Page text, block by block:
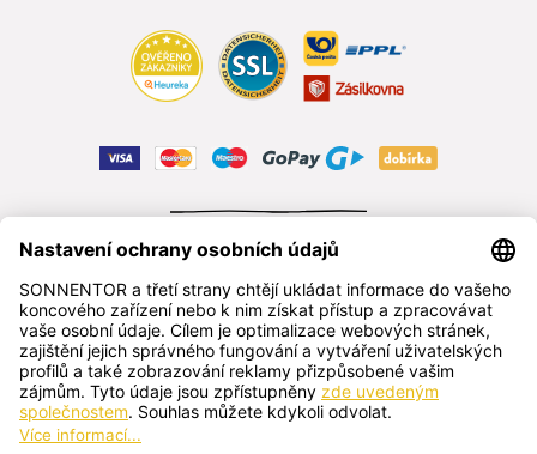
čeština
SONNENTOR s.r.o.
Příhon 943, 696 15 Čejkovice, Česká republika
+420 518 362 687 sonnentor@sonnentor.cz